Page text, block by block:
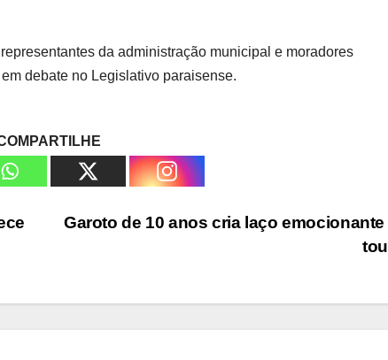
da administração municipal e moradores
debate no Legislativo paraisense.
Garoto de 10 anos cria laço